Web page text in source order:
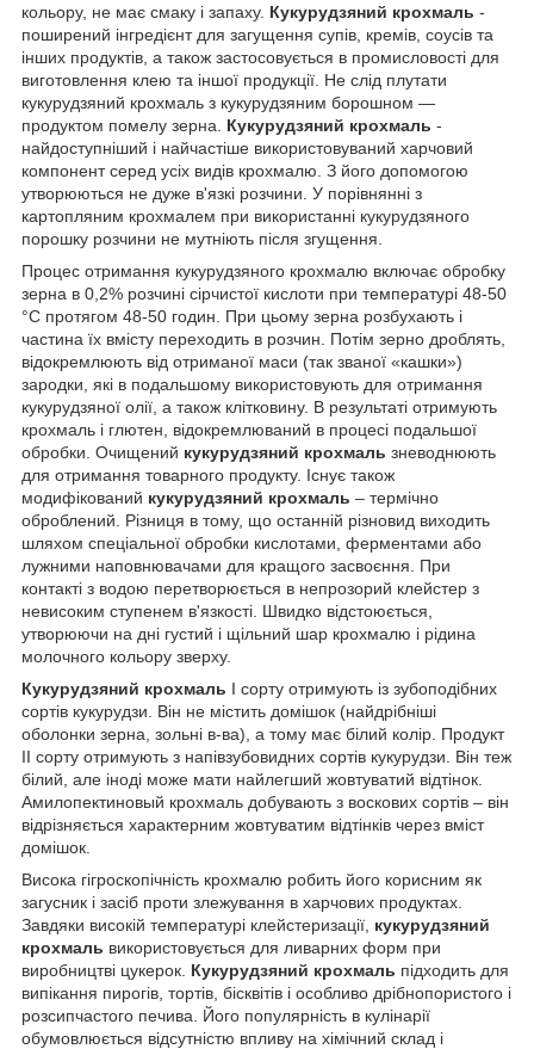
кольору, не має смаку і запаху. Кукурудзяний крохмаль -
поширений інгредієнт для загущення супів, кремів, соусів та
інших продуктів, а також застосовується в промисловості для
виготовлення клею та іншої продукції. Не слід плутати
кукурудзяний крохмаль з кукурудзяним борошном —
продуктом помелу зерна. Кукурудзяний крохмаль -
найдоступніший і найчастіше використовуваний харчовий
компонент серед усіх видів крохмалю. З його допомогою
утворюються не дуже в'язкі розчини. У порівнянні з
картопляним крохмалем при використанні кукурудзяного
порошку розчини не мутніють після згущення.
Процес отримання кукурудзяного крохмалю включає обробку
зерна в 0,2% розчині сірчистої кислоти при температурі 48-50
°C протягом 48-50 годин. При цьому зерна розбухають і
частина їх вмісту переходить в розчин. Потім зерно дроблять,
відокремлюють від отриманої маси (так званої «кашки»)
зародки, які в подальшому використовують для отримання
кукурудзяної олії, а також клітковину. В результаті отримують
крохмаль і глютен, відокремлюваний в процесі подальшої
обробки. Очищений кукурудзяний крохмаль зневоднюють
для отримання товарного продукту. Існує також
модифікований кукурудзяний крохмаль – термічно
оброблений. Різниця в тому, що останній різновид виходить
шляхом спеціальної обробки кислотами, ферментами або
лужними наповнювачами для кращого засвоєння. При
контакті з водою перетворюється в непрозорий клейстер з
невисоким ступенем в'язкості. Швидко відстоюється,
утворюючи на дні густий і щільний шар крохмалю і рідина
молочного кольору зверху.
Кукурудзяний крохмаль I сорту отримують із зубоподібних
сортів кукурудзи. Він не містить домішок (найдрібніші
оболонки зерна, зольні в-ва), а тому має білий колір. Продукт
II сорту отримують з напівзубовидних сортів кукурудзи. Він теж
білий, але іноді може мати найлегший жовтуватий відтінок.
Амилопектиновый крохмаль добувають з воскових сортів – він
відрізняється характерним жовтуватим відтінків через вміст
домішок.
Висока гігроскопічність крохмалю робить його корисним як
загусник і засіб проти злежування в харчових продуктах.
Завдяки високій температурі клейстеризації, кукурудзяний
крохмаль використовується для ливарних форм при
виробництві цукерок. Кукурудзяний крохмаль підходить для
випікання пирогів, тортів, бісквітів і особливо дрібнопористого і
розсипчастого печива. Його популярність в кулінарії
обумовлюється відсутністю впливу на хімічний склад і